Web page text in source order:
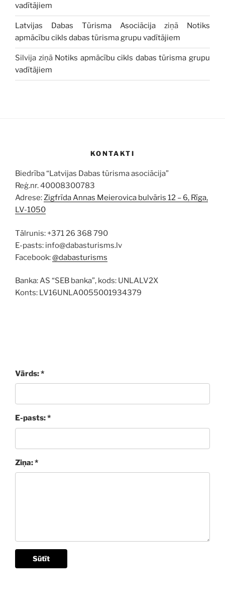
vadītājiem
Latvijas Dabas Tūrisma Asociācija ziņā
Notiks
apmācību cikls dabas tūrisma grupu vadītājiem
Silvija ziņā Notiks apmācību cikls dabas tūrisma grupu
vadītājiem
KONTAKTI
Biedrība “Latvijas Dabas tūrisma asociācija”
Reģ.nr. 40008300783
Adrese:Zigfrīda Annas Meierovica bulvāris 12 – 6, Rīga,
LV-1050
Tālrunis: +371 26 368 790
E-pasts: info@dabasturisms.lv
Facebook:@dabasturisms
Banka: AS “SEB banka”, kods: UNLALV2X
Konts: LV16UNLA0055001934379
Vārds: *
E-pasts: *
Ziņa: *
Sūtīt